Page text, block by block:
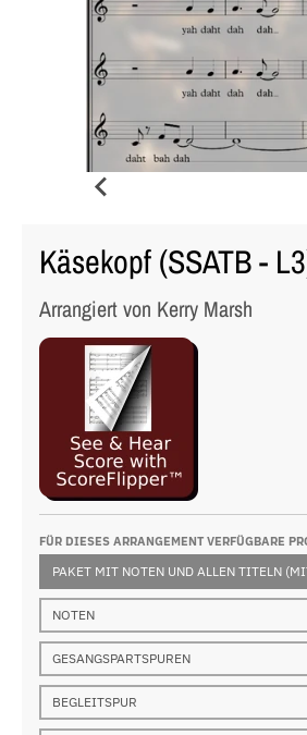
Käsekopf (SSATB -
Arrangiert von Kerry Marsh
FÜR DIESES ARRANGEMENT VERFÜGBARE
PAKET MIT NOTEN UND ALLEN TITELN
NOTEN
GESANGSPARTSPUREN
BEGLEITSPUR